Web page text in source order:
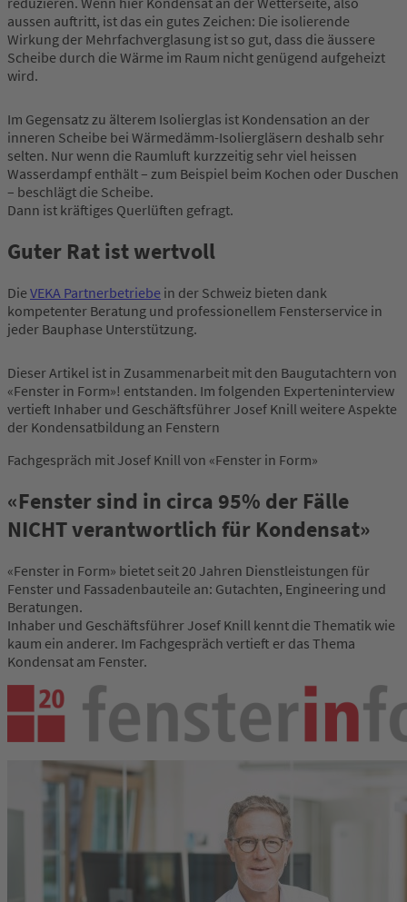
aussen auftritt, ist das ein gutes Zeichen: Die isolierende
Wirkung der Mehrfachverglasung ist so gut, dass die äussere
Scheibe durch die Wärme im Raum nicht genügend aufgeheizt
wird.
Im Gegensatz zu älterem Isolierglas ist Kondensation an der
inneren Scheibe bei Wärmedämm-Isoliergläsern deshalb sehr
selten. Nur wenn die Raumluft kurzzeitig sehr viel heissen
Wasserdampf enthält – zum Beispiel beim Kochen oder Duschen
– beschlägt die Scheibe.
Dann ist kräftiges Querlüften gefragt.
Guter Rat ist wertvoll
DieVEKA Partnerbetriebe in der Schweiz bieten dank
kompetenter Beratung und professionellem Fensterservice in
jeder Bauphase Unterstützung.
Dieser Artikel ist in Zusammenarbeit mit den Baugutachtern von
«Fenster in Form»! entstanden. Im folgenden Experteninterview
vertieft Inhaber und Geschäftsführer Josef Knill weitere Aspekte
der Kondensatbildung an Fenstern
Fachgespräch mit Josef Knill von «Fenster in Form»
«Fenster sind in circa 95% der Fälle
NICHT verantwortlich für Kondensat»
«Fenster in Form» bietet seit 20 Jahren Dienstleistungen für
Fenster und Fassadenbauteile an: Gutachten, Engineering und
Beratungen.
Inhaber und Geschäftsführer Josef Knill kennt die Thematik wie
kaum ein anderer. Im Fachgespräch vertieft er das Thema
Kondensat am Fenster.